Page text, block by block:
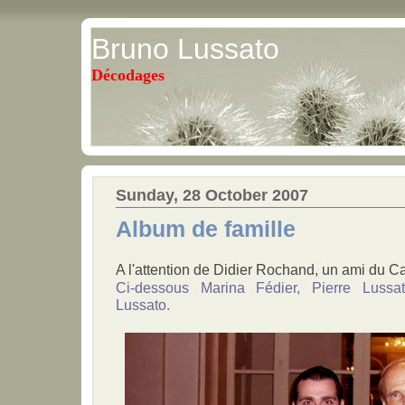
Bruno Lussato
Décodages
Sunday, 28 October 2007
Album de famille
A l'attention de Didier Rochand, un ami du
Ci-dessous Marina Fédier, Pierre
Lussato.